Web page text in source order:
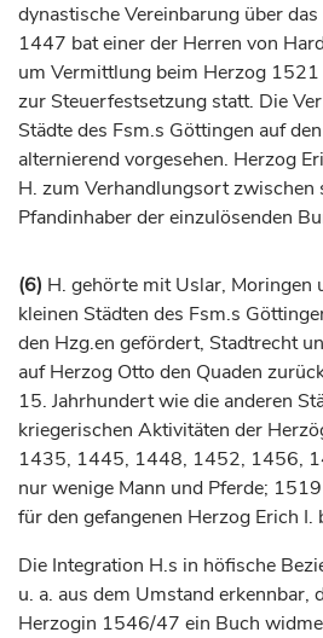
dynastische Vereinbarung über das
1447 bat einer der Herren von
um Vermittlung beim Herzog 1521
zur Steuerfestsetzung statt. Die
Städte des Fsm.s Göttingen auf
alternierend vorgesehen. Herzog
H. zum Verhandlungsort zwischen
Pfandinhaber der einzulösenden
(6) H. gehörte mitUslar, Moringen
kleinen Städten des Fsm.s
den Hzg.en gefördert, Stadtrecht
aufHerzog Otto den Quaden
15. Jahrhundertwie die anderen
kriegerischen Aktivitäten der
1435, 1445, 1448, 1452, 1456,
nur wenige Mann und Pferde;
für den gefangenen Herzog Erich I.
Die Integration H.s in höfische
u. a. aus dem Umstand erkennbar,
Herzogin 1546/47 ein Buch